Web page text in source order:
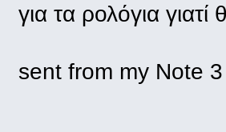
για τα ρολόγια
sent from my Note